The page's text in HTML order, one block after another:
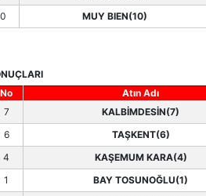
MUY BIEN(10)
No Atın Adı
7 KALBİMDESİN(7)
6 TAŞKENT(6)
4 KAŞEMUM KARA(4)
1 BAY TOSUNOĞLU(1)